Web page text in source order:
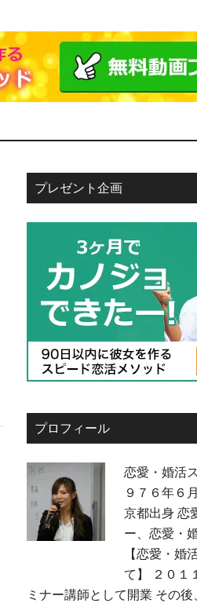
プレゼント企画
プロフィール
恋愛・婚活
９７６年６
京都出身 恋
ー、恋愛・
【恋愛・婚
て】 ２０１
ミナー講師として開業 その